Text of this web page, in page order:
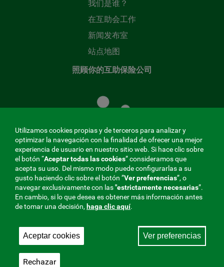
我们是谁？
在互助会工作
新闻发布室
站点地图
照顾你的互助保险公司
共
同
基
金
MENÚ
REDES
SOCIALES
V20
与社会保障的相互合作者，275 Fraternidad-Muprespa
Utilizamos cookies propias y de terceros para analizar y
optimizar la navegación con la finalidad de ofrecer una mejor
experiencia de usuario en nuestro sitio web. Si hace clic sobre
el botón “Aceptar todas las cookies” consideramos que
acepta su uso. Del mismo modo puede configurarlas a su
gusto haciendo clic sobre el botón ”Ver preferencias”, o
navegar exclusivamente con las"estrictamentenecesarias”.
En cambio, si lo que desea es obtener más información antes
de tomar una decisión, haga clic aquí.
Aceptar cookies Ver preferencias
Rechazar